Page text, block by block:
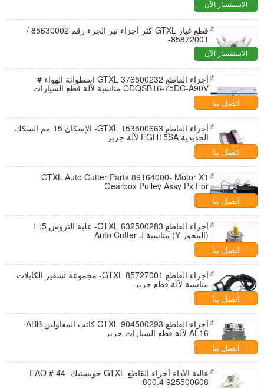
الاستفسار الآن
قطع غيار GTXL كتر أجزاء نير الجزء رقم 85630002 /
85872001-
الاستفسار الآن
أجزاء القاطع GTXL 376500232 اسطوانة الهواء #
CDQSB16-75DC-A90V مناسبة لآلة قطع السيارات
اتصل بنا
أجزاء القاطع GTXL 153500663- الإسكان 15 مم السكك
الحديدية EGH15SA لآلة جربر
اتصل بنا
GTXL Auto Cutter Parts 89164000- Motor X1
Gearbox Pulley Assy Px For
اتصل بنا
أجزاء القاطع GTXL 632500283- علبة التروس 5: 1
(المحور Y) مناسبة لـ Auto Cutter
اتصل بنا
أجزاء القاطع GTXL 85727001- مجموعة تشفير الكابلات
مناسبة لآلة قطع جربر
اتصل بنا
أجزاء القاطع GTXL 904500293 كاتب المقاولين ABB
AL16 لآلة قطع السيارات جربر
اتصل بنا
عالية الأداء أجزاء القاطع GTXL جويستيك EAO # 44-
800.4 925500608-